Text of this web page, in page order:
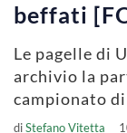
beffati
Le pagelle di
archivio la
campionato
diStefano Vitetta